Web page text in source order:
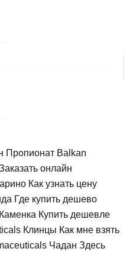
Пропионат Balkan
онлайн
Как узнать цену
Где купить дешево
Купить дешевле
Клинцы Как мне взять
Чадан Здесь